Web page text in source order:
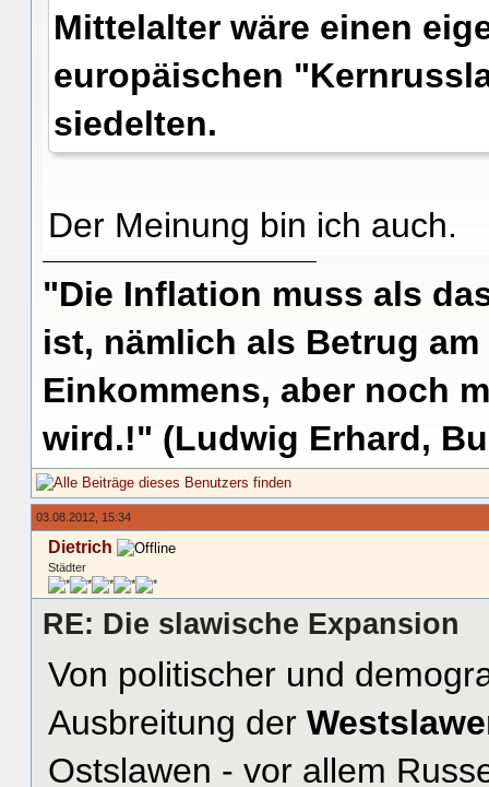
Mittelalter wäre einen
europäischen
siedelten.
Der Meinung bin ich auch.
"Die Inflation muss als
ist, nämlich als Betrug
Einkommens, aber noch
wird.!" (Ludwig Erhard,
03.08.2012, 15:34
Dietrich
Städter
RE: Die slawische Expansion
Von politischer und
Ausbreitung der
Ostslawen - vor allem